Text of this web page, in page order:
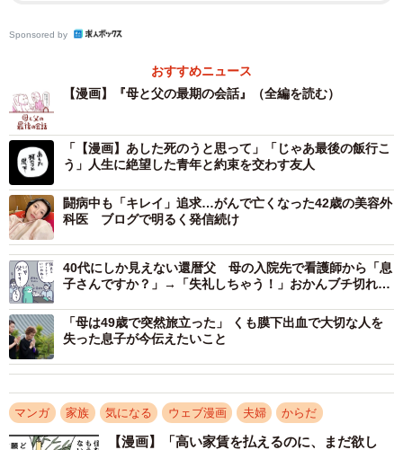
父とケンカ中のできごと（枇杷かな子さん提供）
病棟では、お父さんがお母さんに「お前と話せないと寂し
いよ」と悲しそうな様子で話しました。この話を聞いた枇
杷さんは、お父さんはお母さんに今までしてきたことを後
悔しているのかもしれないと思いました。
ほとんど話さないお母さんでしたが、何度も話しかけてく
Sponsored by
おすすめニュース
【漫画】『母と父の最期の会話』（全編を読む）
「【漫画】あした死のうと思って」「じゃあ最後の飯行こ
う」人生に絶望した青年と約束を交わす友人
闘病中も「キレイ」追求…がんで亡くなった42歳の美容外
科医 ブログで明るく発信続け
40代にしか見えない還暦父 母の入院先で看護師から「息
子さんですか？」→「失礼しちゃう！」おかんブチ切れ
「母は49歳で突然旅立った」 くも膜下出血で大切な人を
失った息子が今伝えたいこと
マンガ 家族 気になる ウェブ漫画 夫婦 からだ
【漫画】「高い家賃を払えるのに、まだ欲し